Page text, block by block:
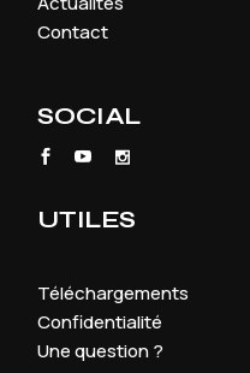
Contact
SOCIAL
UTILES
Téléchargements
Confidentialité
Une question ?